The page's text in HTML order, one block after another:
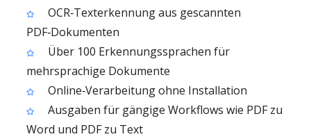
OCR‑Texterkennung aus gescannten
PDF‑Dokumenten
Über 100 Erkennungssprachen für
mehrsprachige Dokumente
Online‑Verarbeitung ohne Installation
Ausgaben für gängige Workflows wie PDF zu
Word und PDF zu Text